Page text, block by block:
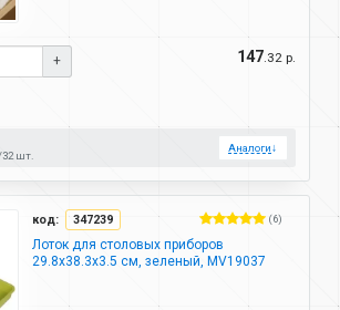
+ 147 .32 р.
32 шт.
Аналоги↓
код: 347239 (6)
Лоток для столовых приборов
29.8х38.3х3.5 см, зеленый, MV19037